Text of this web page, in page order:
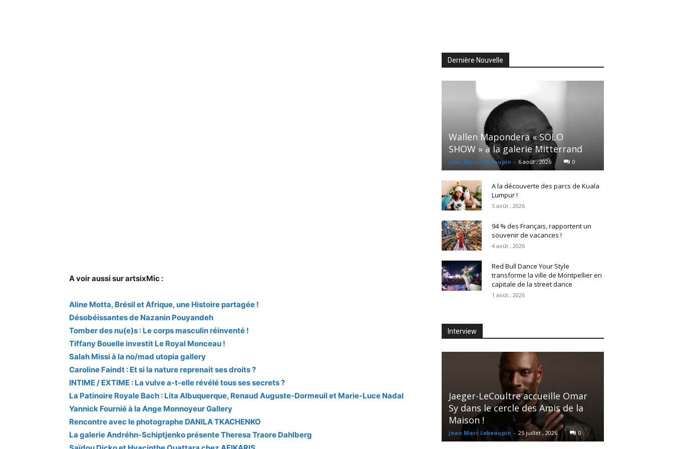
A voir aussi sur artsixMic :
Aline Motta, Brésil et Afrique, une Histoire partagée !
Désobéissantes de Nazanin Pouyandeh
Tomber des nu(e)s : Le corps masculin réinventé !
Tiffany Bouelle investit Le Royal Monceau !
Salah Missi à la no/mad utopia gallery
Caroline Faindt : Et si la nature reprenait ses droits ?
INTIME / EXTIME : La vulve a-t-elle révélé tous ses secrets ?
La Patinoire Royale Bach : Lita Albuquerque, Renaud Auguste-Dormeuil et Marie-Luce Nadal
Yannick Fournié à la Ange Monnoyeur Gallery
Rencontre avec le photographe DANILA TKACHENKO
La galerie Andréhn-Schiptjenko présente Theresa Traore Dahlberg
Dernière Nouvelle
Wallen Mapondera « SOLO
SHOW » à la galerie Mitterrand
Jean Marc Lebeaupin - 6 août , 2026 0
A la découverte des parcs de Kuala
Lumpur !
5 août , 2026
94 % des Français, rapportent un
souvenir de vacances !
4 août , 2026
Red Bull Dance Your Style
transforme la ville de Montpellier en
capitale de la street dance
1 août , 2026
Interview
Jaeger-LeCoultre accueille Omar
Sy dans le cercle des Amis de la
Maison !
Jean Marc Lebeaupin - 25 juillet , 2026 0